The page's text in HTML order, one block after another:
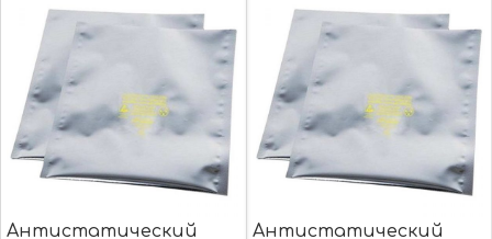
Антистатический
Антистатический